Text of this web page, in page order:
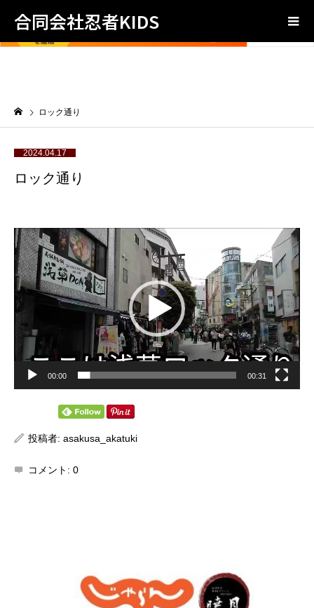
合同会社忍者KIDS
ロック通り
2024.04.17
ロック通り
動
画
プ
レ
ー
ヤ
ー
00:00 00:31
投稿者: asakusa_akatuki
コメント: 0